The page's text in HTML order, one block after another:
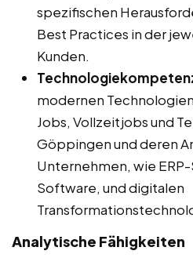
spezifischen
Best Practices in der
Kunden.
modernen
Jobs, Vollzeitjobs und
Göppingen und deren
Unternehmen, wie
Software, und digitalen
Analytische Fähigkeiten